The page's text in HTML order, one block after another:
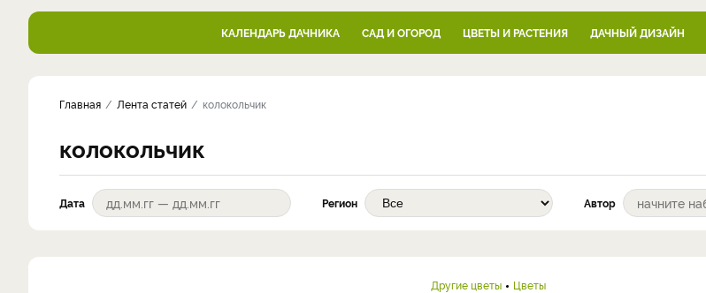
КАЛЕНДАРЬ ДАЧНИКА САД И ОГОРОД ЦВЕТЫ И РАСТЕНИЯ ДАЧНЫЙ ДИЗАЙН
Главная Лента статей колокольчик
колокольчик
Дата Регион Автор
Другие цветы Цветы